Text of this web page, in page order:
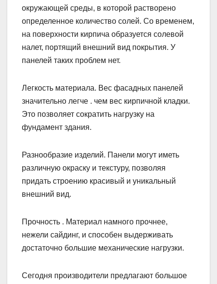
окружающей среды, в которой растворено
определенное количество солей. Со временем,
на поверхности кирпича образуется солевой
налет, портящий внешний вид покрытия. У
панелей таких проблем нет.
Легкость материала. Вес фасадных панелей
значительно легче . чем вес кирпичной кладки.
Это позволяет сократить нагрузку на
фундамент здания.
Разнообразие изделий. Панели могут иметь
различную окраску и текстуру, позволяя
придать строению красивый и уникальный
внешний вид.
Прочность . Материал намного прочнее,
нежели сайдинг, и способен выдерживать
достаточно большие механические нагрузки.
Сегодня производители предлагают большое